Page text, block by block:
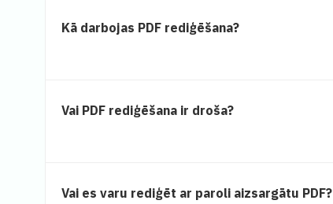
Kā darbojas PDF rediģēšana?
Vai PDF rediģēšana ir droša?
Vai es varu rediģēt ar paroli aizsargātu PDF?